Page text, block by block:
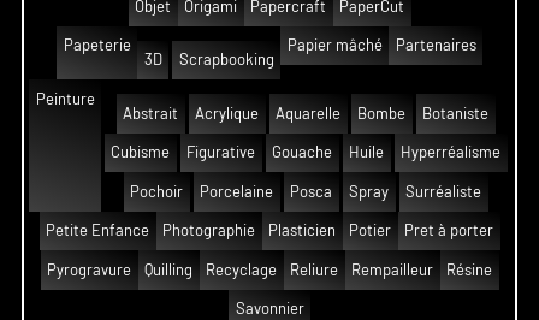
Objet Origami Papercraft PaperCut
Papeterie
3D
Scrapbooking
Papier mâché Partenaires
Peinture
Abstrait
Acrylique Aquarelle Bombe Botaniste
Cubisme Figurative Gouache Huile Hyperréalisme
Pochoir Porcelaine Posca Spray Surréaliste
Petite Enfance Photographie Plasticien Potier Pret à porter
Pyrogravure Quilling Recyclage Reliure Rempailleur Résine
Savonnier